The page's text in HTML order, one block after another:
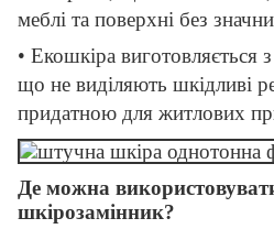
меблі та поверхні без
• Екошкіра виготовляється
що не виділяють шкідливі
придатною для житлових
Де можна
шкірозамінник?